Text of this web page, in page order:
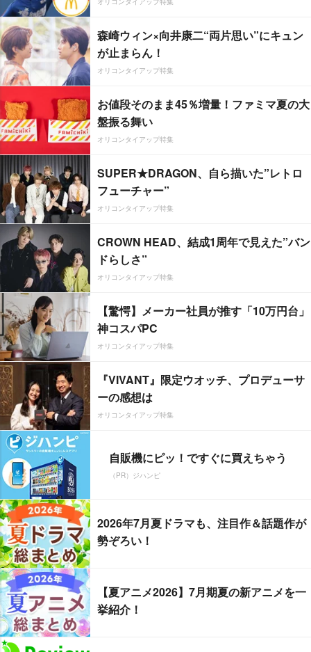
森崎ウィン×向井康二“両片思い”にキュン
が止まらん！
オリコンタイアップ特集
お値段そのまま45％増量！ファミマ夏の大
盤振る舞い
オリコンタイアップ特集
SUPER★DRAGON、自ら描いた”レトロ
フューチャー”
オリコンタイアップ特集
CROWN HEAD、結成1周年で見えた”バン
ドらしさ”
オリコンタイアップ特集
【驚愕】メーカー社員が推す「10万円台」
神コスパPC
オリコンタイアップ特集
『VIVANT』限定ウオッチ、プロデューサ
ーの感想は
オリコンタイアップ特集
自販機にピッ！ですぐに買えちゃう
（PR）ジハンピ
2026年7月夏ドラマも、注目作＆話題作が
勢ぞろい！
【夏アニメ2026】7月期夏の新アニメを一
挙紹介！